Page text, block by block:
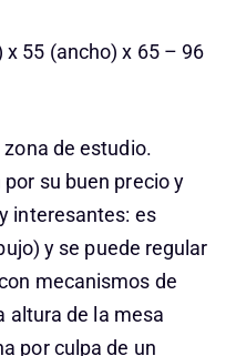
55 (ancho) x 65 – 96
de estudio.
su buen precio y
interesantes: es
y se puede regular
mecanismos de
altura de la mesa
por culpa de un